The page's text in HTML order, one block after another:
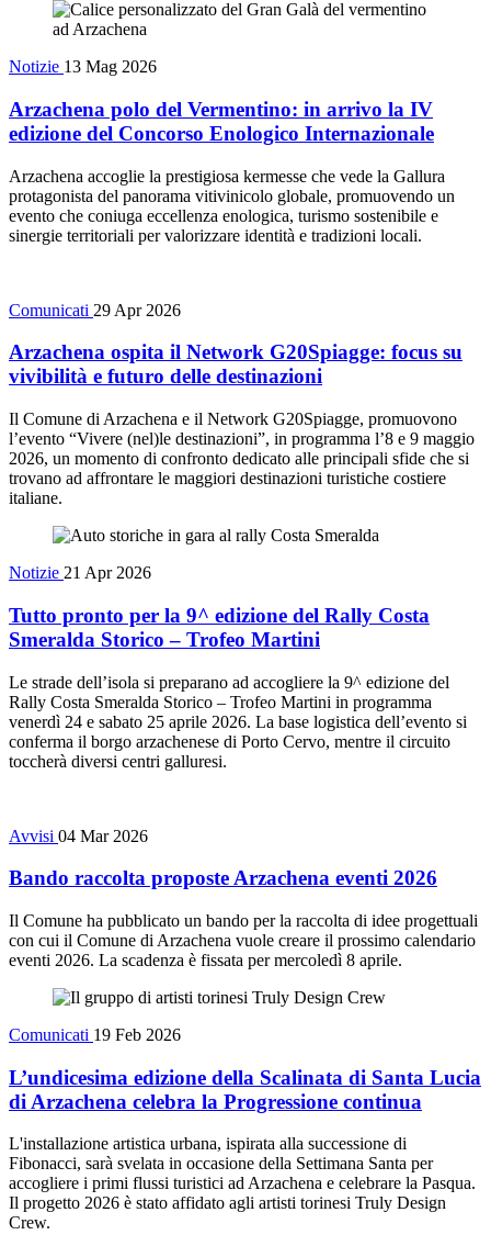
Notizie 13 Mag 2026
Arzachena polo del Vermentino: in arrivo la IV
edizione del Concorso Enologico Internazionale
Arzachena accoglie la prestigiosa kermesse che vede la Gallura
protagonista del panorama vitivinicolo globale, promuovendo un
evento che coniuga eccellenza enologica, turismo sostenibile e
sinergie territoriali per valorizzare identità e tradizioni locali.
Comunicati 29 Apr 2026
Arzachena ospita il Network G20Spiagge: focus su
vivibilità e futuro delle destinazioni
Il Comune di Arzachena e il Network G20Spiagge, promuovono
l’evento “Vivere (nel)le destinazioni”, in programma l’8 e 9 maggio
2026, un momento di confronto dedicato alle principali sfide che si
trovano ad affrontare le maggiori destinazioni turistiche costiere
italiane.
Notizie 21 Apr 2026
Tutto pronto per la 9^ edizione del Rally Costa
Smeralda Storico – Trofeo Martini
Le strade dell’isola si preparano ad accogliere la 9^ edizione del
Rally Costa Smeralda Storico – Trofeo Martini in programma
venerdì 24 e sabato 25 aprile 2026. La base logistica dell’evento si
conferma il borgo arzachenese di Porto Cervo, mentre il circuito
toccherà diversi centri galluresi.
Avvisi 04 Mar 2026
Bando raccolta proposte Arzachena eventi 2026
Il Comune ha pubblicato un bando per la raccolta di idee progettuali
con cui il Comune di Arzachena vuole creare il prossimo calendario
eventi 2026. La scadenza è fissata per mercoledì 8 aprile.
Comunicati 19 Feb 2026
L’undicesima edizione della Scalinata di Santa Lucia
di Arzachena celebra la Progressione continua
L'installazione artistica urbana, ispirata alla successione di
Fibonacci, sarà svelata in occasione della Settimana Santa per
accogliere i primi flussi turistici ad Arzachena e celebrare la Pasqua.
Il progetto 2026 è stato affidato agli artisti torinesi Truly Design
Crew.